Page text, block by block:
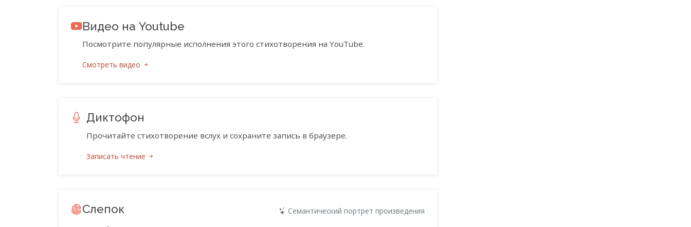
Видео на Youtube
Посмотрите популярные исполнения этого стихотворения на YouTube.
Смотреть видео
Диктофон
Прочитайте стихотворение вслух и сохраните запись в браузере.
Записать чтение
Слепок Семантический портрет произведения